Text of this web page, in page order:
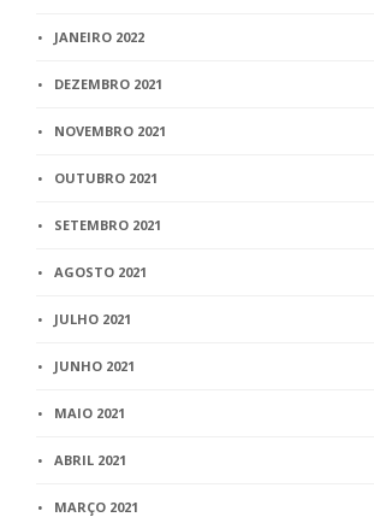
JANEIRO 2022
DEZEMBRO 2021
NOVEMBRO 2021
OUTUBRO 2021
SETEMBRO 2021
AGOSTO 2021
JULHO 2021
JUNHO 2021
MAIO 2021
ABRIL 2021
MARÇO 2021